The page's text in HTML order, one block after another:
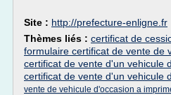
Site : http://prefecture-enligne.fr
Thèmes liés : certificat de
formulaire certificat de vente de
certificat de vente d'un vehicule
certificat de vente d'un vehicule
vente de vehicule d'occasion a